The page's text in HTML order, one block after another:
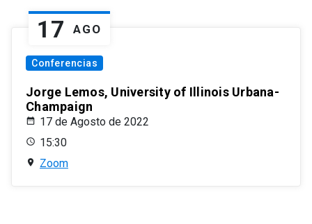
17 AGO
Conferencias
Jorge Lemos, University of Illinois Urbana-
Champaign
17 de Agosto de 2022
15:30
Zoom